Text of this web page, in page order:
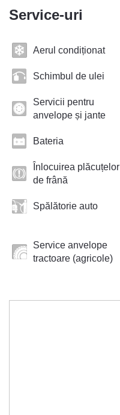
Service-uri
Aerul condiționat
Schimbul de ulei
Servicii pentru
anvelope și jante
Bateria
Înlocuirea plăcuțelor
de frână
Spălătorie auto
Service anvelope
tractoare (agricole)